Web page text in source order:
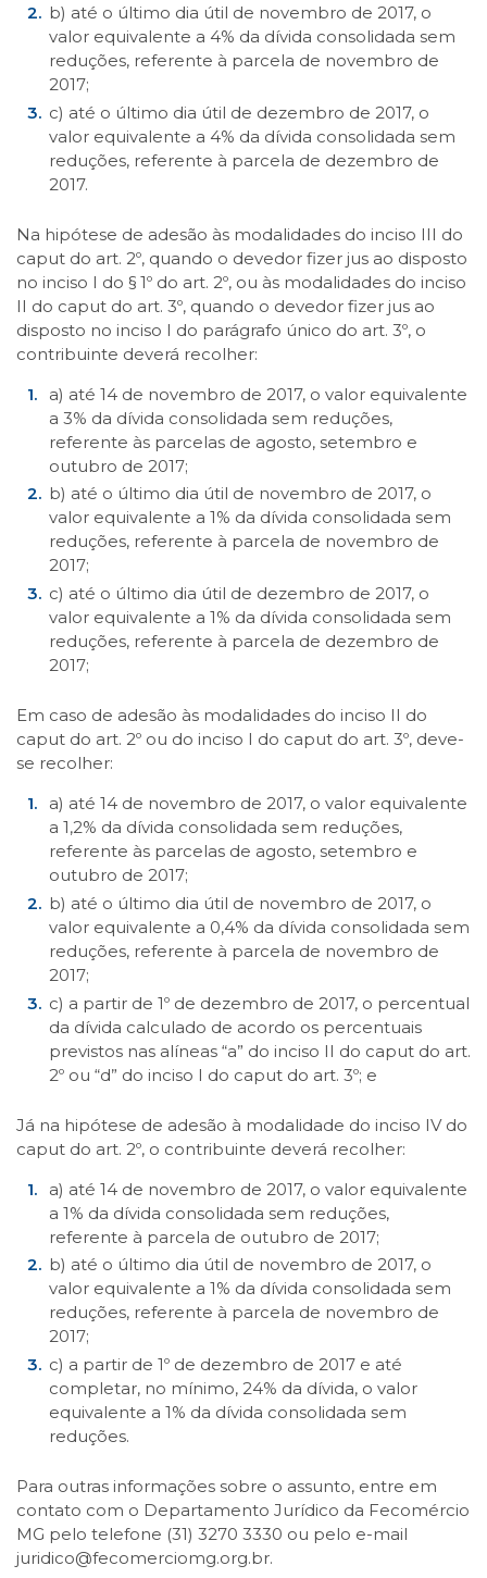
b) até o último dia útil de novembro de 2017, o
valor equivalente a 4% da dívida consolidada sem
reduções, referente à parcela de novembro de
2017;
c) até o último dia útil de dezembro de 2017, o
valor equivalente a 4% da dívida consolidada sem
reduções, referente à parcela de dezembro de
2017.
Na hipótese de adesão às modalidades do inciso III do
caput do art. 2º, quando o devedor fizer jus ao disposto
no inciso I do § 1º do art. 2º, ou às modalidades do inciso
II do caput do art. 3º, quando o devedor fizer jus ao
disposto no inciso I do parágrafo único do art. 3º, o
contribuinte deverá recolher:
a) até 14 de novembro de 2017, o valor equivalente
a 3% da dívida consolidada sem reduções,
referente às parcelas de agosto, setembro e
outubro de 2017;
b) até o último dia útil de novembro de 2017, o
valor equivalente a 1% da dívida consolidada sem
reduções, referente à parcela de novembro de
2017;
c) até o último dia útil de dezembro de 2017, o
valor equivalente a 1% da dívida consolidada sem
reduções, referente à parcela de dezembro de
2017;
Em caso de adesão às modalidades do inciso II do
caput do art. 2º ou do inciso I do caput do art. 3º, deve-
se recolher:
a) até 14 de novembro de 2017, o valor equivalente
a 1,2% da dívida consolidada sem reduções,
referente às parcelas de agosto, setembro e
outubro de 2017;
b) até o último dia útil de novembro de 2017, o
valor equivalente a 0,4% da dívida consolidada sem
reduções, referente à parcela de novembro de
2017;
c) a partir de 1º de dezembro de 2017, o percentual
da dívida calculado de acordo os percentuais
previstos nas alíneas “a” do inciso II do caput do art.
2º ou “d” do inciso I do caput do art. 3º; e
Já na hipótese de adesão à modalidade do inciso IV do
caput do art. 2º, o contribuinte deverá recolher:
a) até 14 de novembro de 2017, o valor equivalente
a 1% da dívida consolidada sem reduções,
referente à parcela de outubro de 2017;
b) até o último dia útil de novembro de 2017, o
valor equivalente a 1% da dívida consolidada sem
reduções, referente à parcela de novembro de
2017;
c) a partir de 1º de dezembro de 2017 e até
completar, no mínimo, 24% da dívida, o valor
equivalente a 1% da dívida consolidada sem
reduções.
Para outras informações sobre o assunto, entre em
contato com o Departamento Jurídico da Fecomércio
MG pelo telefone (31) 3270 3330 ou pelo e-mail
juridico@fecomerciomg.org.br.